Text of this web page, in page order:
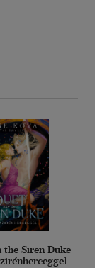
Siren Duke